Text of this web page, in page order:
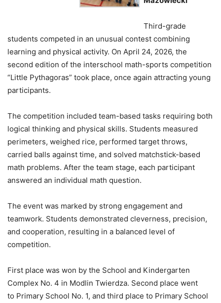
Third-grade
students competed in an unusual contest combining
learning and physical activity. On April 24, 2026, the
second edition of the interschool math-sports competition
“Little Pythagoras” took place, once again attracting young
participants.
The competition included team-based tasks requiring both
logical thinking and physical skills. Students measured
perimeters, weighed rice, performed target throws,
carried balls against time, and solved matchstick-based
math problems. After the team stage, each participant
answered an individual math question.
The event was marked by strong engagement and
teamwork. Students demonstrated cleverness, precision,
and cooperation, resulting in a balanced level of
competition.
First place was won by the School and Kindergarten
Complex No. 4 in Modlin Twierdza. Second place went
to Primary School No. 1, and third place to Primary School